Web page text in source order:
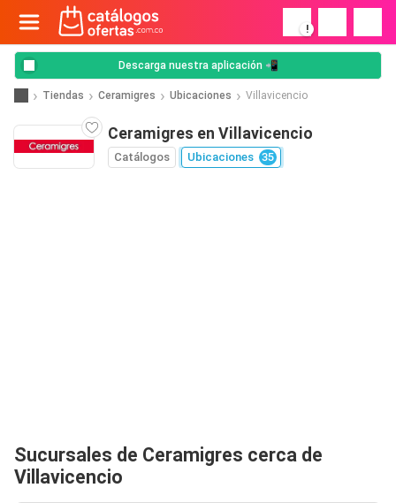
!
Descarga nuestra aplicación 📲
Tiendas Ceramigres Ubicaciones Villavicencio
Ceramigres en Villavicencio
Catálogos Ubicaciones 35
Sucursales de Ceramigres cerca de
Villavicencio